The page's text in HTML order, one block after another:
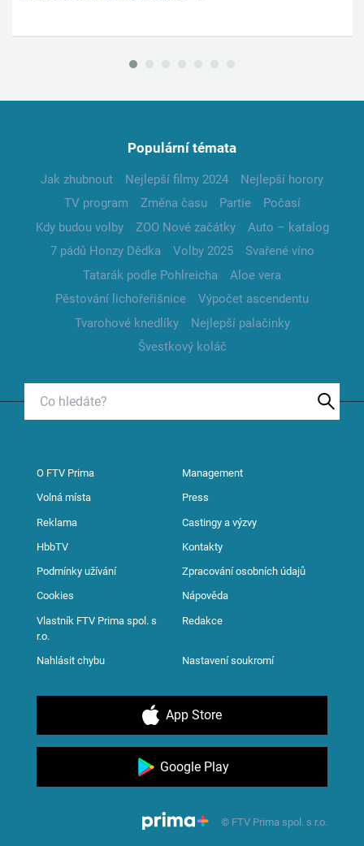
Populární témata
Jak zhubnout Nejlepší filmy 2024
Nejlepší horory
TV program
Změna času Partie
Počasí
Kdy budou volby
ZOO Nové začátky
Auto – katalog
7 pádů Honzy Dědka
Volby 2025
Svařené víno
Tatarák podle Pohlreicha
Aloe vera
Pěstování lichořeřišnice
Výpočet ascendentu
Tvarohové knedlíky
Nejlepší palačinky
Švestkový koláč
O FTV Prima Management
Volná místa Press
Reklama Castingy a výzvy
HbbTV Kontakty
Podmínky užívání Zpracování osobních údajů
Cookies Nápověda
Vlastník FTV Prima spol. s
r.o.
Redakce
Nahlásit chybu Nastavení soukromí
App Store
Google Play
© FTV Prima spol. s r.o.